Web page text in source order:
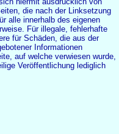
die nach der Linksetzung
alle innerhalb des eigenen
Für illegale, fehlerhafte
für Schäden, die aus der
Informationen
auf welche verwiesen wurde,
Veröffentlichung lediglich